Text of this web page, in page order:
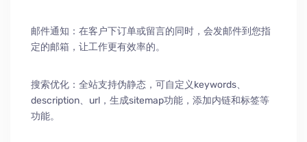
邮件通知：在客户下订单或留言的同时，会发邮件到您指
定的邮箱，让工作更有效率的。
搜索优化：全站支持伪静态，可自定义keywords、
description、url，生成sitemap功能，添加内链和标签等
功能。